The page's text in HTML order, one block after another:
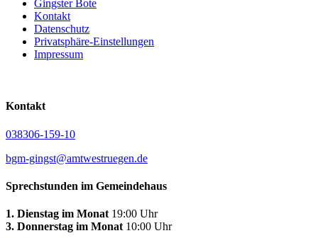
Gingster Bote
Kontakt
Datenschutz
Privatsphäre-Einstellungen
Impressum
Kontakt
038306-159-10
bgm-gingst@amtwestruegen.de
Sprechstunden im Gemeindehaus
1. Dienstag im Monat 19:00 Uhr
3. Donnerstag im Monat 10:00 Uhr